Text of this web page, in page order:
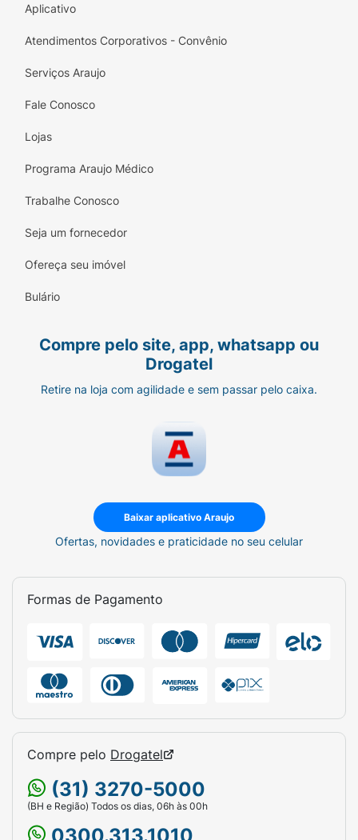
Aplicativo
Atendimentos Corporativos - Convênio
Serviços Araujo
Fale Conosco
Lojas
Programa Araujo Médico
Trabalhe Conosco
Seja um fornecedor
Ofereça seu imóvel
Bulário
Compre pelo site, app, whatsapp ou
Drogatel
Retire na loja com agilidade e sem passar pelo caixa.
Baixar aplicativo Araujo
Ofertas, novidades e praticidade no seu celular
Formas de Pagamento
Compre pelo Drogatel
(31) 3270-5000
(BH e Região) Todos os dias, 06h às 00h